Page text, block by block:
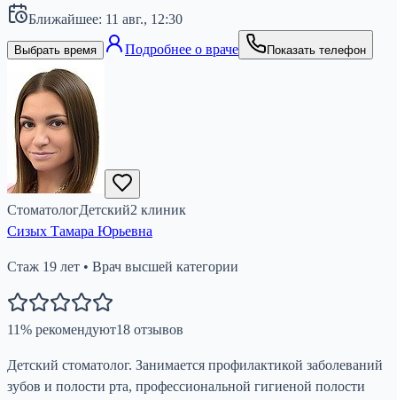
Ближайшее: 11 авг., 12:30
Выбрать время Подробнее о враче Показать телефон
СтоматологДетский2 клиник
Сизых Тамара Юрьевна
Стаж 19 лет • Врач высшей категории
11% рекомендуют18 отзывов
Детский стоматолог. Занимается профилактикой заболеваний
зубов и полости рта, профессиональной гигиеной полости